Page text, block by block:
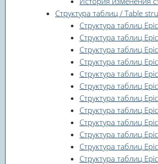
Структура таблиц / Table
Структура таблиц
Структура таблиц
Структура таблиц
Структура таблиц
Структура таблиц
Структура таблиц
Структура таблиц
Структура таблиц
Структура таблиц
Структура таблиц
Структура таблиц
Структура таблиц